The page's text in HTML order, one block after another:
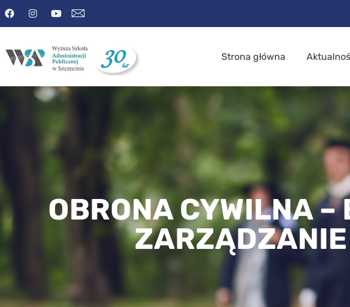
Strona główna
OBRONA CYWILNA